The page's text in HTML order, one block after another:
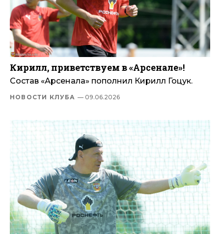
Кирилл, приветствуем в «Арсенале»!
Состав «Арсенала» пополнил Кирилл Гоцук.
НОВОСТИ КЛУБА — 09.06.2026